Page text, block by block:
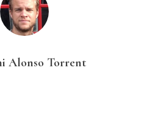
Alonso Torrent